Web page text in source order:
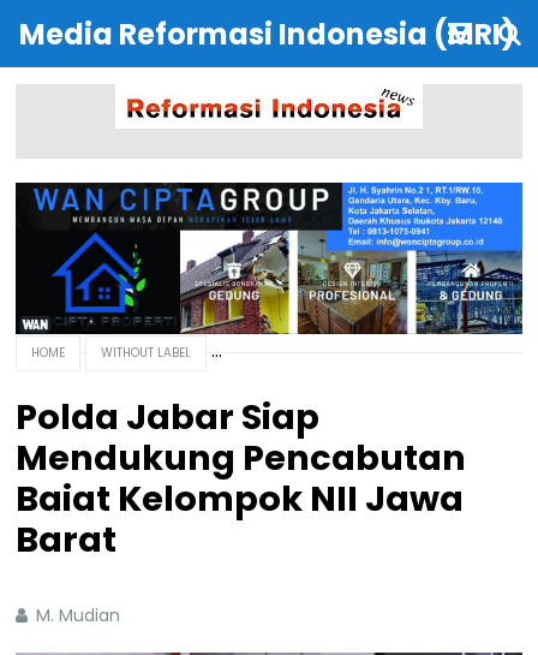
Media Reformasi Indonesia (MRI)
HOME WITHOUT LABEL
Polda Jabar Siap
Mendukung Pencabutan
Baiat Kelompok NII Jawa
Barat
M. Mudian